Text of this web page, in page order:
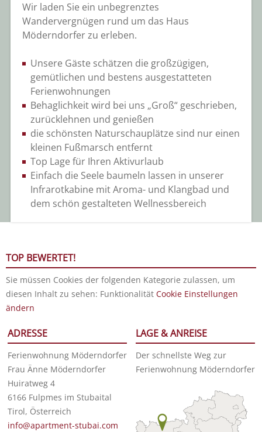
Wir laden Sie ein unbegrenztes
Wandervergnügen rund um das Haus
Möderndorfer zu erleben.
Unsere Gäste schätzen die großzügigen,
gemütlichen und bestens ausgestatteten
Ferienwohnungen
Behaglichkeit wird bei uns „Groß“ geschrieben,
zurücklehnen und genießen
die schönsten Naturschauplätze sind nur einen
kleinen Fußmarsch entfernt
Top Lage für Ihren Aktivurlaub
Einfach die Seele baumeln lassen in unserer
Infrarotkabine mit Aroma- und Klangbad und
dem schön gestalteten Wellnessbereich
TOP BEWERTET!
Sie müssen Cookies der folgenden Kategorie zulassen, um
diesen Inhalt zu sehen: Funktionalität Cookie Einstellungen
ändern
ADRESSE
Ferienwohnung Möderndorfer
Frau Änne Möderndorfer
Huiratweg 4
6166 Fulpmes im Stubaital
Tirol, Österreich
info@apartment-stubai.com
LAGE & ANREISE
Der schnellste Weg zur
Ferienwohnung Möderndorfer